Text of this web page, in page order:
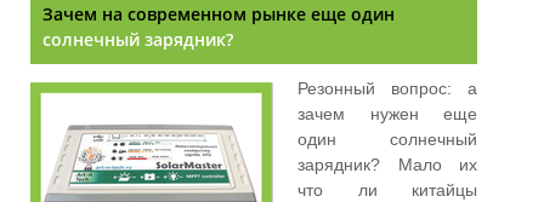
Зачем на современном рынке еще один
солнечный зарядник?
Резонный вопрос: а
зачем нужен еще
один солнечный
зарядник? Мало их
что ли китайцы